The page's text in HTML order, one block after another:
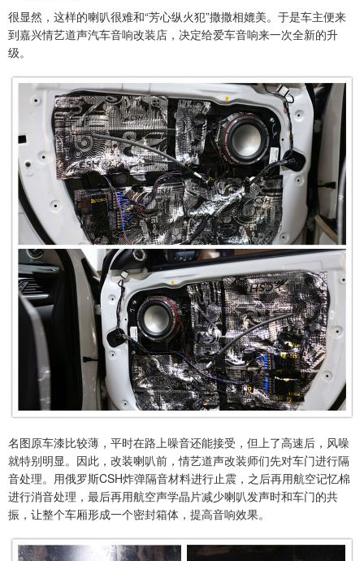
很显然，这样的喇叭很难和“芳心纵火犯”撒撒相媲美。于是车主便来
到嘉兴情艺道声汽车音响改装店，决定给爱车音响来一次全新的升
级。
名图原车漆比较薄，平时在路上噪音还能接受，但上了高速后，风噪
就特别明显。因此，改装喇叭前，情艺道声改装师们先对车门进行隔
音处理。用俄罗斯CSH炸弹隔音材料进行止震，之后再用航空记忆棉
进行消音处理，最后再用航空声学晶片减少喇叭发声时和车门的共
振，让整个车厢形成一个密封箱体，提高音响效果。